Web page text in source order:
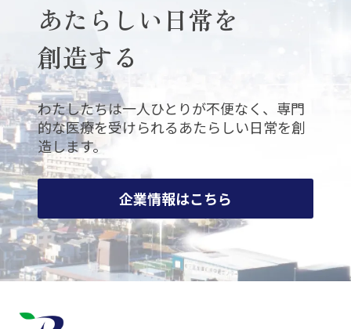
あたらしい日常を
創造する
わたしたちは一人ひとりが不便なく、専門
的な医療を受けられるあたらしい日常を創
造します。
企業情報はこちら